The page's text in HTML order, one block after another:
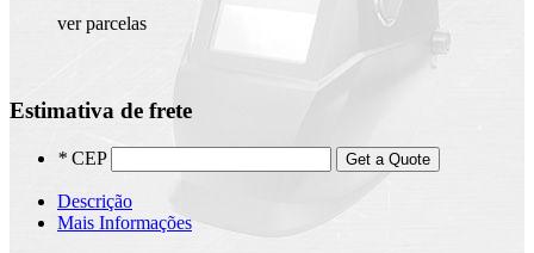
ver parcelas
Estimativa de frete
* CEP Get a Quote
Descrição
Mais Informações